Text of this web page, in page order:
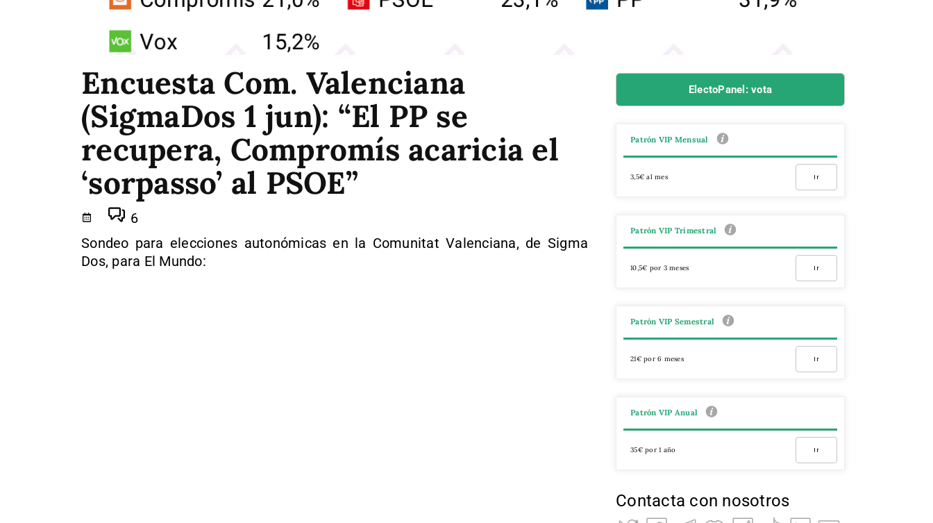
Encuesta Com. Valenciana
(SigmaDos 1 jun): “El PP se
recupera, Compromís acaricia el
‘sorpasso’ al PSOE”
6
Sondeo para elecciones autonómicas en la Comunitat Valenciana, de Sigma
Dos, para El Mundo:
ElectoPanel: vota
Patrón VIP Mensual
3,5€ al mes Ir
Patrón VIP Trimestral
10,5€ por 3 meses Ir
Patrón VIP Semestral
21€ por 6 meses Ir
Patrón VIP Anual
35€ por 1 año Ir
Contacta con nosotros